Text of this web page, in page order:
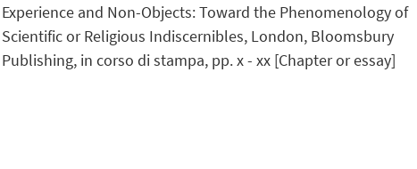
Experience and Non-Objects: Toward the Phenomenology of
Scientific or Religious Indiscernibles, London, Bloomsbury
Publishing, in corso di stampa, pp. x - xx [Chapter or essay]